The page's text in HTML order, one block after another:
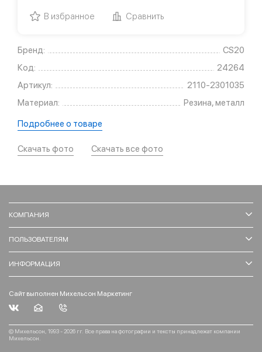
Бренд:
CS20
Код:
24264
Артикул:
2110-2301035
Материал:
Резина, металл
Подробнее о товаре
Скачать фото Скачать все фото
В избранное Сравнить
КОМПАНИЯ
ПОЛЬЗОВАТЕЛЯМ
ИНФОРМАЦИЯ
Сайт выполнен Михельсон Маркетинг
© Михельсон, 1993 - 2026 гг. Все права на фотографии и тексты принадлежат компании
Михельсон.